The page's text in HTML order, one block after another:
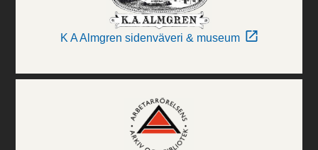
K A Almgren sidenväveri & museum